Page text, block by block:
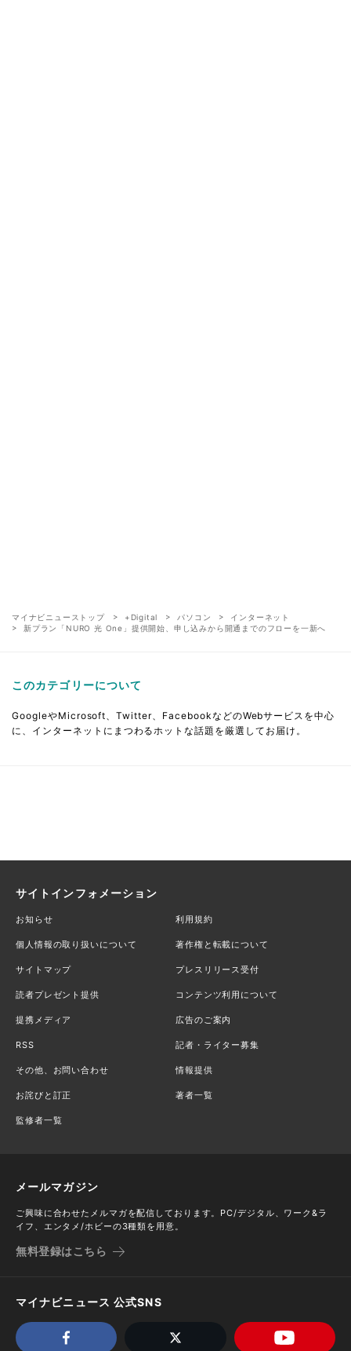
マイナビニューストップ +Digital パソコン
インターネット
新プラン「NURO 光 One」提供開始、申し込みから開通までのフローを一新へ
このカテゴリーについて
GoogleやMicrosoft、Twitter、FacebookなどのWebサービスを中心
に、インターネットにまつわるホットな話題を厳選してお届け。
サイトインフォメーション
お知らせ 利用規約
個人情報の取り扱いについて 著作権と転載について
サイトマップ プレスリリース受付
読者プレゼント提供 コンテンツ利用について
提携メディア 広告のご案内
RSS 記者・ライター募集
その他、お問い合わせ 情報提供
お詫びと訂正 著者一覧
監修者一覧
メールマガジン
ご興味に合わせたメルマガを配信しております。PC/デジタル、ワーク&ラ
イフ、エンタメ/ホビーの3種類を用意。
無料登録はこちら
マイナビニュース 公式SNS